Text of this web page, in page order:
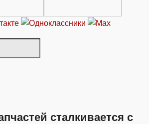
сталкивается с